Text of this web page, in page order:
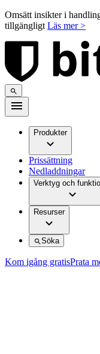
Omsätt insikter i
tillgängligt Läs mer >
Produkter
Prissättning
Nedladdningar
Verktyg och
Resurser
Söka
Kom igång gratisPrata